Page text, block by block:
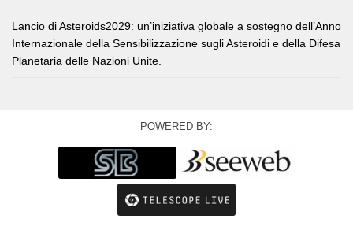
Lancio di Asteroids2029: un’iniziativa globale a sostegno dell’Anno
Internazionale della Sensibilizzazione sugli Asteroidi e della Difesa
Planetaria delle Nazioni Unite.
POWERED BY: